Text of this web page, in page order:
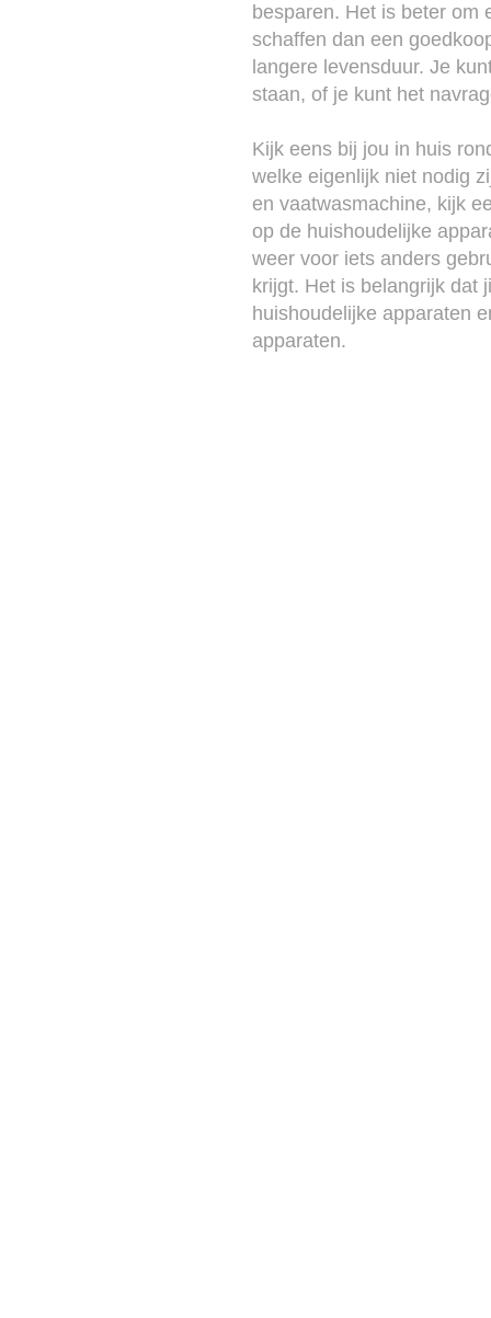
besparen. Het is beter om
schaffen dan een
langere levensduur. Je
staan, of je kunt het
Kijk eens bij jou in huis
welke eigenlijk niet nodig
en vaatwasmachine, kijk
op de huishoudelijke
weer voor iets anders
krijgt. Het is belangrijk dat
huishoudelijke apparaten
apparaten.